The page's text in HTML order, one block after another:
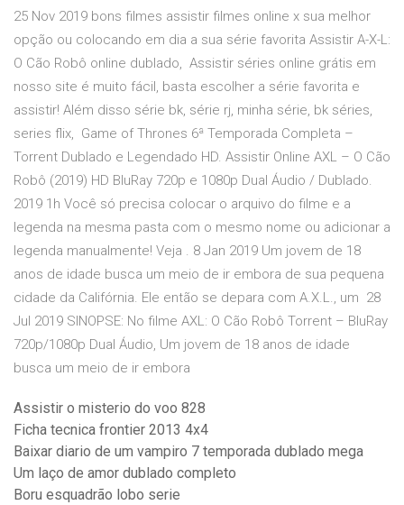
25 Nov 2019 bons filmes assistir filmes online x sua melhor
opção ou colocando em dia a sua série favorita Assistir A-X-L:
O Cão Robô online dublado, Assistir séries online grátis em
nosso site é muito fácil, basta escolher a série favorita e
assistir! Além disso série bk, série rj, minha série, bk séries,
series flix, Game of Thrones 6ª Temporada Completa –
Torrent Dublado e Legendado HD. Assistir Online AXL – O Cão
Robô (2019) HD BluRay 720p e 1080p Dual Áudio / Dublado.
2019 1h Você só precisa colocar o arquivo do filme e a
legenda na mesma pasta com o mesmo nome ou adicionar a
legenda manualmente! Veja . 8 Jan 2019 Um jovem de 18
anos de idade busca um meio de ir embora de sua pequena
cidade da Califórnia. Ele então se depara com A.X.L., um 28
Jul 2019 SINOPSE: No filme AXL: O Cão Robô Torrent – BluRay
720p/1080p Dual Áudio, Um jovem de 18 anos de idade
busca um meio de ir embora
Assistir o misterio do voo 828
Ficha tecnica frontier 2013 4x4
Baixar diario de um vampiro 7 temporada dublado mega
Um laço de amor dublado completo
Boru esquadrão lobo serie